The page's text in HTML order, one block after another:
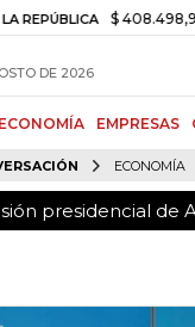
$ 408.498,97 +$
DE 2026
ECONOMÍA EMPRESAS
ECONOMÍA
presidencial de
presidencial de